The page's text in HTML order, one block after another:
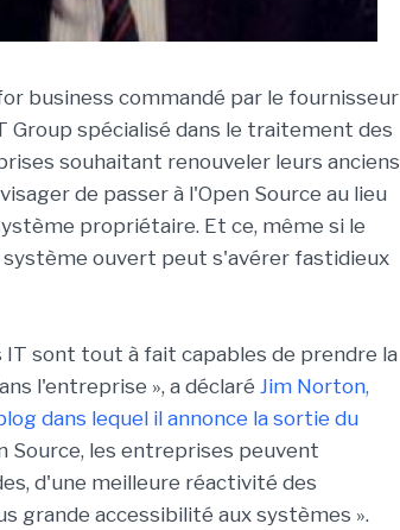
business commandé par le fournisseur
Group spécialisé dans le traitement des
souhaitant renouveler leurs anciens
de passer à l'Open Source au lieu
propriétaire. Et ce, même si le
ouvert peut s'avérer fastidieux
sont tout à fait capables de prendre la
l'entreprise », a déclaré Jim Norton,
dans lequel il annonce la sortie du
Source, les entreprises peuvent
d'une meilleure réactivité des
grande accessibilité aux systèmes ».